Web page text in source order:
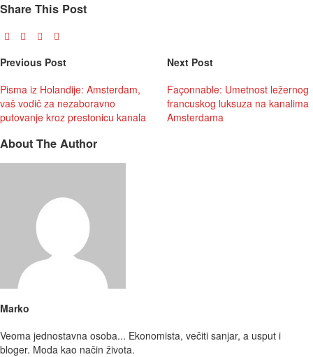
Share This Post
Previous Post
Pisma iz Holandije: Amsterdam,
vaš vodič za nezaboravno
putovanje kroz prestonicu kanala
Next Post
Façonnable: Umetnost ležernog
francuskog luksuza na kanalima
Amsterdama
About The Author
Marko
Veoma jednostavna osoba... Ekonomista, večiti sanjar, a usput i
bloger. Moda kao način života.